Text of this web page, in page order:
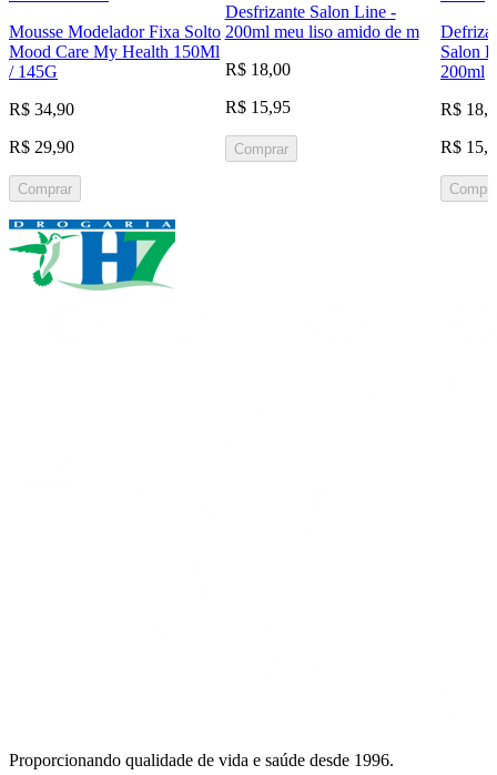
Mousse Modelador Fixa Solto
Mood Care My Health 150Ml
/ 145G
R$ 34,90
R$ 29,90
Comprar
Desfrizante Salon Line -
200ml meu liso amido de m
R$ 18,00
R$ 15,95
Comprar
Salon
200ml
R$
R$
Proporcionando qualidade de vida e saúde desde 1996.